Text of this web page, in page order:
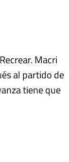
Macri
al partido de
tiene que